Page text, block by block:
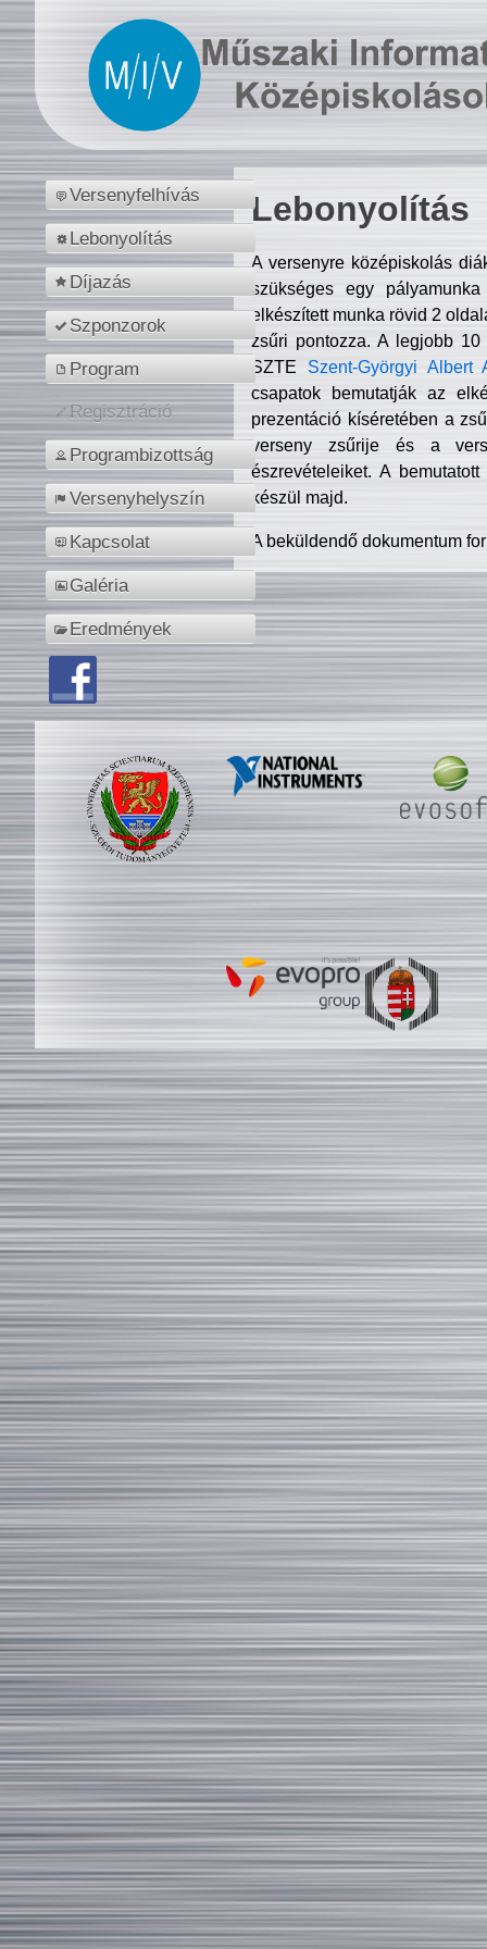
Versenyfelhívás
Lebonyolítás
Díjazás
Szponzorok
Program
Regisztráció
Programbizottság
Versenyhelyszín
Kapcsolat
Galéria
Eredmények
Lebonyolítás
A versenyre középiskolás
szükséges egy
elkészített munka rövid 2
zsűri pontozza. A legjobb
SZTE Szent-Györgyi Albert
csapatok bemutatják az
prezentáció kíséretében a
verseny zsűrije és a
észrevételeiket. A
készül majd.
A beküldendő dokumentum